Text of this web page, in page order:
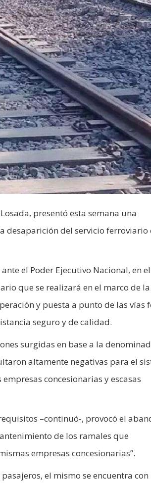
presentó esta semana una
desaparición del servicio ferroviario
el Poder Ejecutivo Nacional, en el
que se realizará en el marco de la
y puesta a punto de las vías
seguro y de calidad.
surgidas en base a la
altamente negativas para el
concesionarias y escasas
–continuó-, provocó el
de los ramales que
empresas concesionarias”.
el mismo se encuentra con